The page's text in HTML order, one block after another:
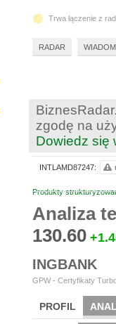
zgodę na
Dowiedz się
Produkty
Analiza
130.60
INGBANK
GPW - Certyfikaty
PROFIL
INTLAMD87247:
Trwa łączenie z
RADAR